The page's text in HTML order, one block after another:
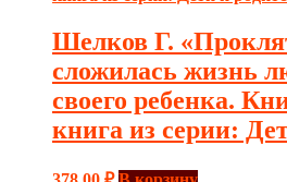
Шелков Г.
сложилась жизнь
своего ребенка.
книга из серии: